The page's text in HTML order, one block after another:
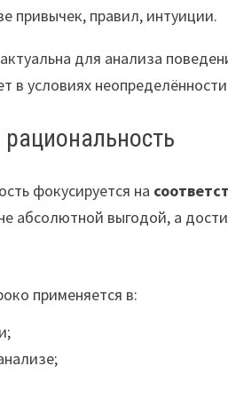
привычек, правил, интуиции.
для анализа
в условиях
фокусируется на
абсолютной выгодой, а
применяется в: